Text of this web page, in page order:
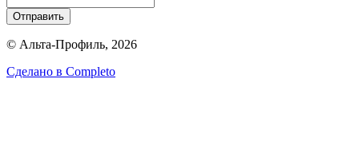
Отправить
© Альта-Профиль, 2026
Сделано в Completo